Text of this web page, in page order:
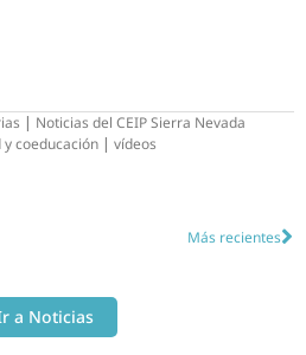
| Noticias del CEIP Sierra Nevada
y coeducación | vídeos
Más recientes
a Noticias